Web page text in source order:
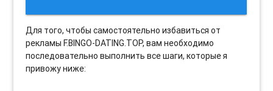
Для того, чтобы самостоятельно избавиться от
рекламы F.BINGO-DATING.TOP, вам необходимо
последовательно выполнить все шаги, которые я
привожу ниже: